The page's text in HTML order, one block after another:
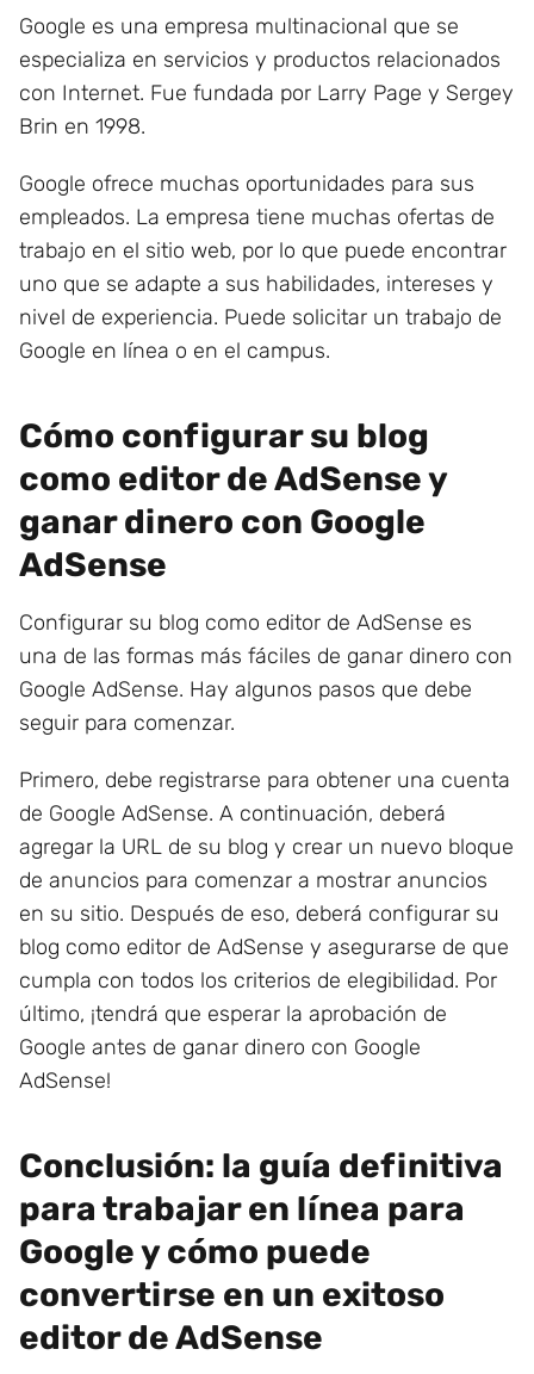
Google es una empresa multinacional que se
especializa en servicios y productos relacionados
con Internet. Fue fundada por Larry Page y Sergey
Brin en 1998.
Google ofrece muchas oportunidades para sus
empleados. La empresa tiene muchas ofertas de
trabajo en el sitio web, por lo que puede encontrar
uno que se adapte a sus habilidades, intereses y
nivel de experiencia. Puede solicitar un trabajo de
Google en línea o en el campus.
Cómo configurar su blog
como editor de AdSense y
ganar dinero con Google
AdSense
Configurar su blog como editor de AdSense es
una de las formas más fáciles de ganar dinero con
Google AdSense. Hay algunos pasos que debe
seguir para comenzar.
Primero, debe registrarse para obtener una cuenta
de Google AdSense. A continuación, deberá
agregar la URL de su blog y crear un nuevo bloque
de anuncios para comenzar a mostrar anuncios
en su sitio. Después de eso, deberá configurar su
blog como editor de AdSense y asegurarse de que
cumpla con todos los criterios de elegibilidad. Por
último, ¡tendrá que esperar la aprobación de
Google antes de ganar dinero con Google
AdSense!
Conclusión: la guía definitiva
para trabajar en línea para
Google y cómo puede
convertirse en un exitoso
editor de AdSense